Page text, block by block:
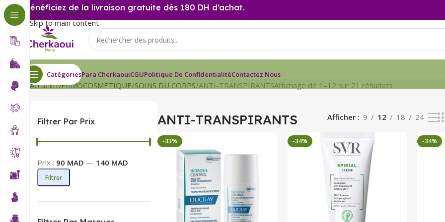
Skip to navigation
Skip to main content
Bénéficiez de la livraison gratuite dès 180 DH d’achat.
CatégoriesPara CherkaouiCGUPolitique De ConfidentialitéContactez Nous
Accueil DERMOCOSMETIQUE SOINS DU CORPS ANTI-TRANSPIRANTSAffichage de 1–12 sur 21 résultats
Filtrer Par Prix
Filtrer
Prix : 90 MAD — 140 MAD
ANTI-TRANSPIRANTS Afficher 9 12 18 24
-33% -34% -34%